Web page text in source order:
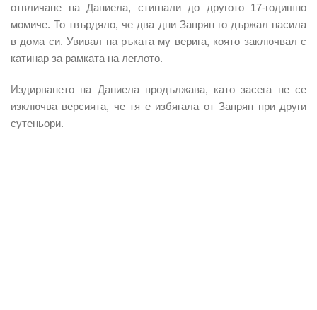
отвличане на Даниела, стигнали до другото 17-годишно
момиче. То твърдяло, че два дни Запрян го държал насила
в дома си. Увивал на ръката му верига, която заключвал с
катинар за рамката на леглото.
Издирването на Даниела продължава, като засега не се
изключва версията, че тя е избягала от Запрян при други
сутеньори.